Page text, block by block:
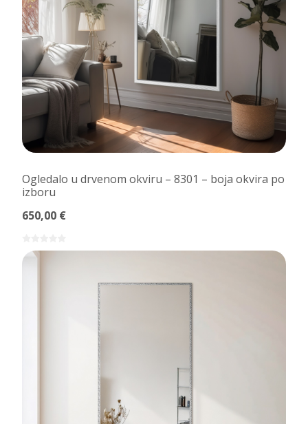
Ogledalo u drvenom okviru – 8301 – boja okvira po
izboru
650,00 €